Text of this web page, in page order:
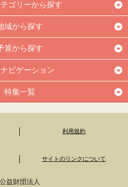
ゴリーから探す
域から探す
算から探す
ビゲーション
特集一覧
利用規約
サイトのリンクについて
公益財団法人